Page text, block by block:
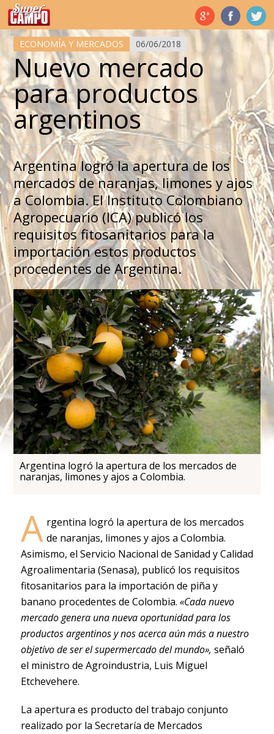
Temas de hoy
ECONOMÍA Y MERCADOS 06/06/2018
Nuevo mercado
para productos
argentinos
Argentina logró la apertura de los
mercados de naranjas, limones y ajos
a Colombia. El Instituto Colombiano
Agropecuario (ICA) publicó los
requisitos fitosanitarios para la
importación estos productos
procedentes de Argentina.
Argentina logró la apertura de los mercados de
naranjas, limones y ajos a Colombia.
A rgentina logró la apertura de los mercados
de naranjas, limones y ajos a Colombia.
Asimismo, el Servicio Nacional de Sanidad y Calidad
Agroalimentaria (Senasa), publicó los requisitos
fitosanitarios para la importación de piña y
banano procedentes de Colombia. «Cada nuevo
mercado genera una nueva oportunidad para los
productos argentinos y nos acerca aún más a nuestro
objetivo de ser el supermercado del mundo», señaló
el ministro de Agroindustria, Luis Miguel
Etchevehere.
La apertura es producto del trabajo conjunto
realizado por la Secretaría de Mercados